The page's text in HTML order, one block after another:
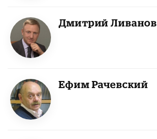
Дмитрий Ливанов
Ефим Рачевский